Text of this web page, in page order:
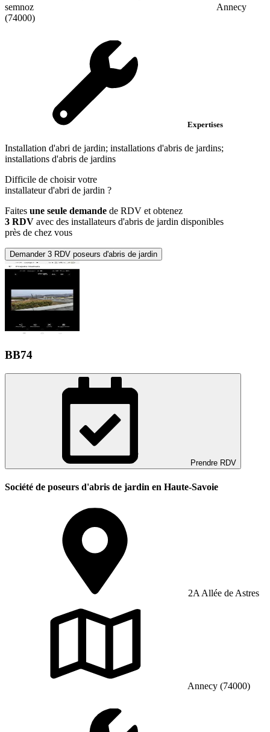
semnoz
Annecy
(74000)
Expertises
Installation d'abri de jardin; installations d'abris de jardins;
installations d'abris de jardins
Difficile de choisir votre
installateur d'abri de jardin ?
Faites une seule demande de RDV et obtenez
3 RDV avec des installateurs d'abris de jardin disponibles
près de chez vous
Demander 3 RDV poseurs d'abris de jardin
BB74
Prendre RDV
Société de poseurs d'abris de jardin en Haute-Savoie
2A Allée de Astres
Annecy (74000)